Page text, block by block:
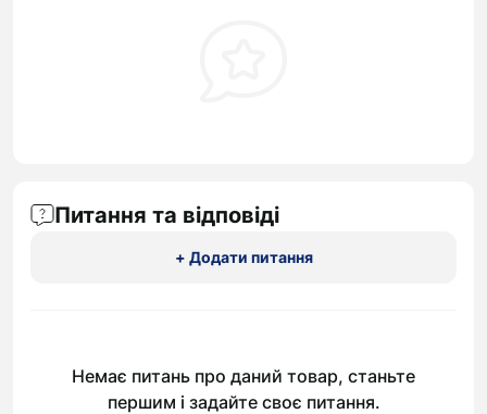
Питання та відповіді
+ Додати питання
Немає питань про даний товар, станьте
першим і задайте своє питання.